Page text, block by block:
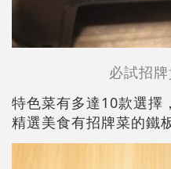
必試招
特色菜有多達10款選擇
精選美食有招牌菜的鐵